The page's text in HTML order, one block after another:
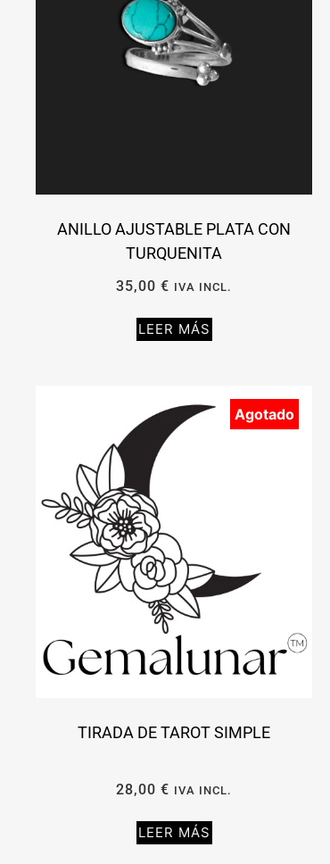
ANILLO AJUSTABLE PLATA CON
TURQUENITA
35,00€ IVA INCL.
LEER MÁS
Agotado
TIRADA DE TAROT SIMPLE
28,00€ IVA INCL.
LEER MÁS